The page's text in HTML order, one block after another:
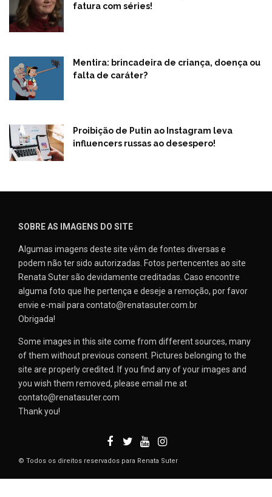
fatura com séries!
Mentira: brincadeira de criança, doença ou
falta de caráter?
Proibição de Putin ao Instagram leva
influencers russas ao desespero!
SOBRE AS IMAGENS DO SITE
Algumas imagens deste site vêm de fontes diversas e
podem não ter sido autorizadas. Fotos pertencentes ao site
Renata Suter são devidamente creditadas. Caso encontre
alguma foto que lhe pertença e deseje a remoção, por favor
envie e-mail para contato@renatasuter.com.br
Obrigada!
Some images in this site come from different sources, many
of them without previous consent. Pictures belonging to the
site are properly credited. If you find any of your images and
you wish them removed, please email me at
contato@renatasuter.com
Thank you!
© Todos os direitos reservados para Renata Suter